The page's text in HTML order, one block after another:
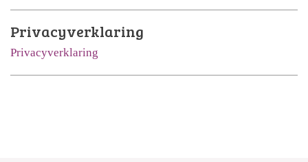
Privacyverklaring
Privacyverklaring